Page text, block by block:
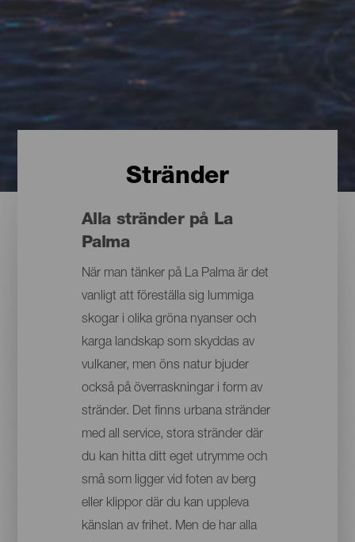
Stränder
Alla stränder på La
Palma
När man tänker på La Palma är det
vanligt att föreställa sig lummiga
skogar i olika gröna nyanser och
karga landskap som skyddas av
vulkaner, men öns natur bjuder
också på överraskningar i form av
stränder. Det finns urbana stränder
med all service, stora stränder där
du kan hitta ditt eget utrymme och
små som ligger vid foten av berg
eller klippor där du kan uppleva
känslan av frihet. Men de har alla